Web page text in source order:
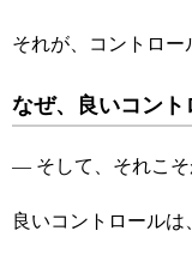
それが、コントロー
なぜ、良いコン
― そして、それこそ
良いコントロールは